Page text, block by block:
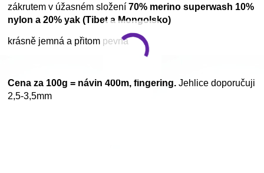
zákrutem v úžasném složení70% merino superwash 10%
nylon a 20% yak (Tibet a Mongolsko)
krásně jemná a přitom pevná
Cena za 100g = návin 400m, fingering. Jehlice doporučuji
2,5-3,5mm